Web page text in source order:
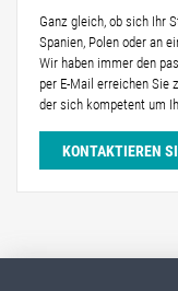
Ganz gleich, ob sich Ihr
Spanien, Polen oder an
Wir haben immer den
per E-Mail erreichen Sie
der sich kompetent um
KONTAKTIEREN